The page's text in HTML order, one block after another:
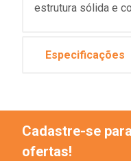
estrutura sólida e
Especificações
Cadastre-se
ofertas!